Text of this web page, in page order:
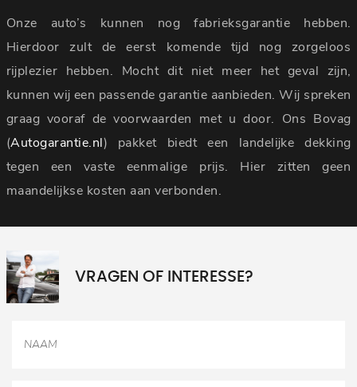
Onze auto’s kunnen nog fabrieksgarantie hebben.
Hierdoor zult de eerst komende tijd nog zorgeloos
rijplezier hebben. Mocht dit niet meer het geval zijn,
kunnen wij een passende garantie aanbieden. Wij spreken
graag vooraf de voorwaarden met u door. Ons Bovag
(Autogarantie.nl) pakket biedt een landelijke dekking
tegen een vaste eenmalige prijs. Hier zitten geen
maandelijkse kosten aan verbonden.
VRAGEN OF INTERESSE?